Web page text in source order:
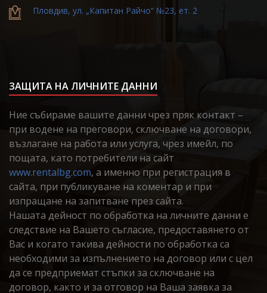
Пловдив, ул. „Капитан Райчо“ №23, ет. 2
ЗАЩИТА НА ЛИЧНИТЕ ДАННИ
Ние събираме вашите данни чрез пряк контакт –
при водене на преговори, сключване на договори,
възлагане на работа или услуга, чрез имейл, по
пощата, като потребители на сайт
www.rentalbg.com, а именно при регистрация в
сайта, при публикуване на коментар и при
изпращане на запитване през сайта.
Нашата дейност по обработка на личните данни е
следствие на Вашето съгласие, предоставянето от
Вас и когато такива дейности по обработка са
необходими за изпълнението на договор или с цел
да се предприемат стъпки за сключване на
договор, както и за отговор на Ваша заявка за